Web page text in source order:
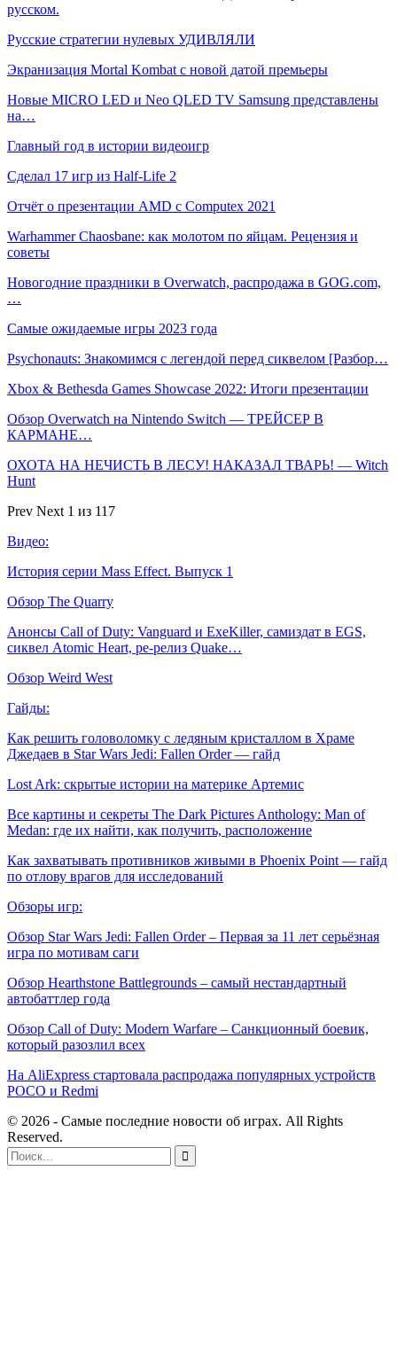
русском.
Русские стратегии нулевых УДИВЛЯЛИ
Экранизация Mortal Kombat с новой датой премьеры
Новые MICRO LED и Neo QLED TV Samsung представлены
на…
Главный год в истории видеоигр
Сделал 17 игр из Half-Life 2
Отчёт о презентации AMD с Computex 2021
Warhammer Chaosbane: как молотом по яйцам. Рецензия и
советы
Новогодние праздники в Overwatch, распродажа в GOG.com,
…
Самые ожидаемые игры 2023 года
Psychonauts: Знакомимся с легендой перед сиквелом [Разбор…
Xbox & Bethesda Games Showcase 2022: Итоги презентации
Обзор Overwatch на Nintendo Switch — ТРЕЙСЕР В
КАРМАНЕ…
ОХОТА НА НЕЧИСТЬ В ЛЕСУ! НАКАЗАЛ ТВАРЬ! — Witch
Hunt
Prev Next 1 из 117
Видео:
История серии Mass Effect. Выпуск 1
Обзор The Quarry
Анонсы Call of Duty: Vanguard и ExeKiller, самиздат в EGS,
сиквел Atomic Heart, ре-релиз Quake…
Обзор Weird West
Гайды:
Как решить головоломку с ледяным кристаллом в Храме
Джедаев в Star Wars Jedi: Fallen Order — гайд
Lost Ark: скрытые истории на материке Артемис
Все картины и секреты The Dark Pictures Anthology: Man of
Medan: где их найти, как получить, расположение
Как захватывать противников живыми в Phoenix Point — гайд
по отлову врагов для исследований
Обзоры игр:
Обзор Star Wars Jedi: Fallen Order – Первая за 11 лет серьёзная
игра по мотивам саги
Обзор Hearthstone Battlegrounds – самый нестандартный
автобаттлер года
Обзор Call of Duty: Modern Warfare – Санкционный боевик,
который разозлил всех
На AliExpress стартовала распродажа популярных устройств
POCO и Redmi
© 2026 - Самые последние новости об играх. All Rights
Reserved.